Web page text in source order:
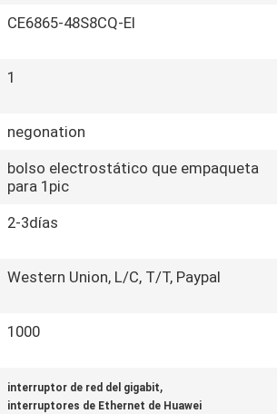
CE6865-48S8CQ-EI
1
negonation
bolso electrostático que empaqueta
para 1pic
2-3días
Western Union, L/C, T/T, Paypal
1000
interruptor de red del gigabit,
interruptores de Ethernet de Huawei